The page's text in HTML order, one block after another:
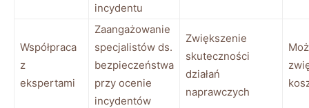
incydentu
Współpraca
z
ekspertami
Zaangażowanie
specjalistów ​ds.‌
bezpieczeństwa
przy ocenie
incydentów
Zwiększenie
skuteczności
działań
⁤naprawczych